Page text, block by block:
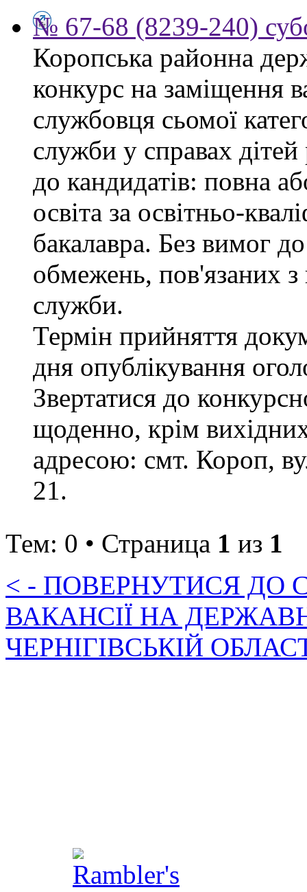
№ 67-68 (8239-240)
Коропська районна
конкурс на заміщення
службовця сьомої
служби у справах
до кандидатів: повна
освіта за освітньо-
бакалавра. Без вимог
обмежень, пов'язаних
служби.
Термін прийняття
дня опублікування
Звертатися до
щоденно, крім
адресою: смт. Короп,
21.
Тем: 0 • Страница 1 из 1
< - ПОВЕРНУТИСЯ ДО
ВАКАНСІЇ НА
ЧЕРНІГІВСЬКІЙ